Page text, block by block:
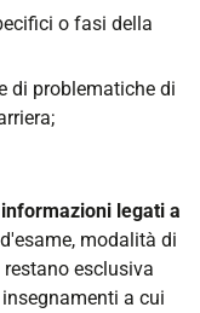
o fasi della
di problematiche di
informazioni legati a
modalità di
esclusiva
a cui